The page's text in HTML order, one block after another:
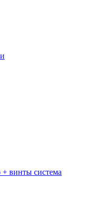
винты система